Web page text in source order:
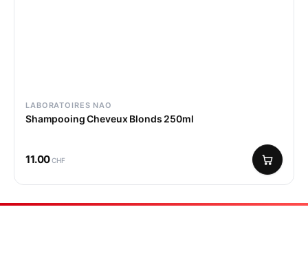
LABORATOIRES NAO
Shampooing Cheveux Blonds 250ml
11.00CHF